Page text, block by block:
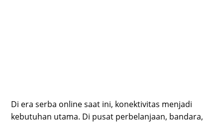
Di era serba online saat ini, konektivitas menjadi
kebutuhan utama. Di pusat perbelanjaan, bandara,